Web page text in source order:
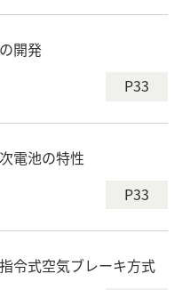
開発
P33
電池の特性
P33
令式空気ブレーキ方式